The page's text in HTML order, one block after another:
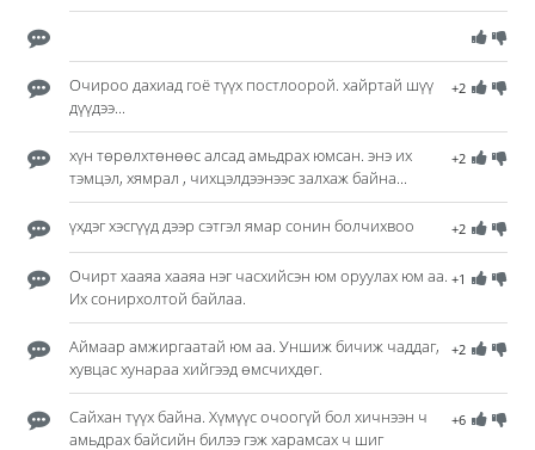
+2
Очироо дахиад гоё түүх постлоорой. хайртай шүү
дүүдээ...
+2
хүн төрөлхтөнөөс алсад амьдрах юмсан. энэ их
тэмцэл, хямрал , чихцэлдээнээс залхаж байна...
+2
үхдэг хэсгүүд дээр сэтгэл ямар сонин болчихвоо
+1
Очирт хааяа хааяа нэг часхийсэн юм оруулах юм аа.
Их сонирхолтой байлаа.
+2
Аймаар амжиргаатай юм аа. Уншиж бичиж чаддаг,
хувцас хунараа хийгээд өмсчихдөг.
+6
Сайхан түүх байна. Хүмүүс очоогүй бол хичнээн ч
амьдрах байсийн билээ гэж харамсах ч шиг